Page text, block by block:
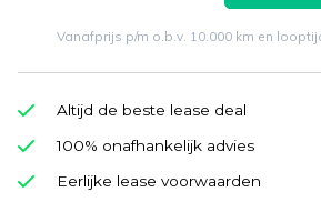
Vanafprijs p/m o.b.v. 10.000 km en
Altijd de beste lease deal
100% onafhankelijk advies
Eerlijke lease voorwaarden